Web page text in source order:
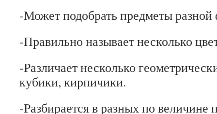
-Может подобрать предметы
-Правильно называет несколько
-Различает несколько
кубики, кирпичики.
-Разбирается в разных по величине